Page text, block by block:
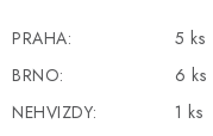
BATERIE PRO
PRAHA:
5 ks
BRNO:
6 ks
NEHVIZDY:
1 ks